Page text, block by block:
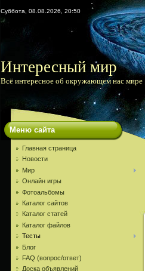
Суббота, 08.08.2026, 20:50
Интересный мир
Всё интересное об окружающем нас мире
Меню сайта
Главная страница
Новости
Мир
Онлайн игры
Фотоальбомы
Каталог сайтов
Каталог статей
Каталог файлов
Тесты
Блог
FAQ (вопрос/ответ)
Доска объявлений